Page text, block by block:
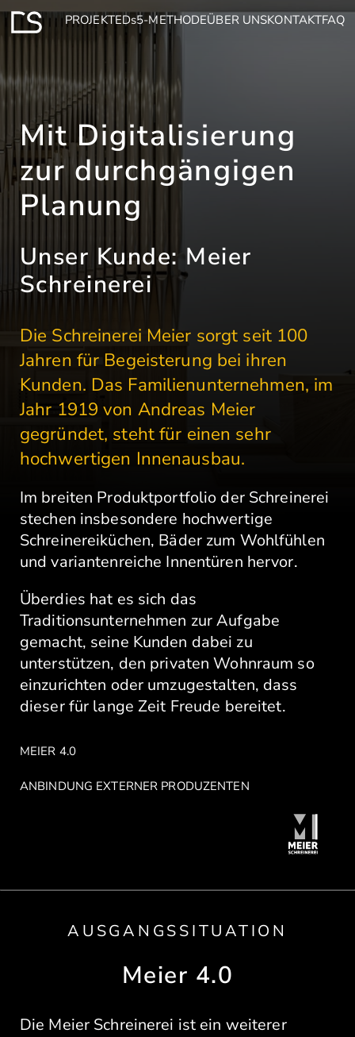
PROJEKTEDs5-METHODEÜBER UNSKONTAKTFAQ
Mit Digitalisierung
zur durchgängigen
Planung
Unser Kunde: Meier
Schreinerei
Die Schreinerei Meier sorgt seit 100
Jahren für Begeisterung bei ihren
Kunden. Das Familienunternehmen, im
Jahr 1919 von Andreas Meier
gegründet, steht für einen sehr
hochwertigen Innenausbau.
Im breiten Produktportfolio der Schreinerei
stechen insbesondere hochwertige
Schreinereiküchen, Bäder zum Wohlfühlen
und variantenreiche Innentüren hervor.
Überdies hat es sich das
Traditionsunternehmen zur Aufgabe
gemacht, seine Kunden dabei zu
unterstützen, den privaten Wohnraum so
einzurichten oder umzugestalten, dass
dieser für lange Zeit Freude bereitet.
MEIER 4.0
ANBINDUNG EXTERNER PRODUZENTEN
AUSGANGSSITUATION
Meier 4.0
Die Meier Schreinerei ist ein weiterer